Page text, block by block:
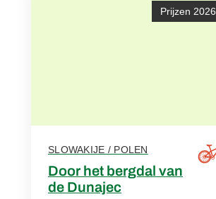
Prijzen 2026
SLOWAKIJE / POLEN
Door het bergdal van
de Dunajec